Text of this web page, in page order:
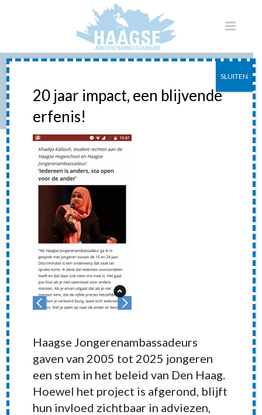
MOSLIMDISCRIMINATIE
HOME»MOSLIMDISCRIMINATIE BIJEENKOMST IN THEATER DE
VAILLANT
moslimdiscriminatie
Posted 2 mei 2019In
20 jaar impact, een blijvende
erfenis!
Haagse Jongerenambassadeurs
gaven van 2005 tot 2025 jongeren
een stem in het beleid van Den Haag.
Hoewel het project is afgerond, blijft
hun invloed zichtbaar in adviezen,
SLUITEN